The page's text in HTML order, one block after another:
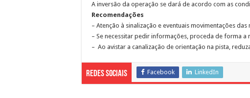
A inversão da operação se dará de acordo com as
Recomendações
– Atenção à sinalização e eventuais movimentações
– Se necessitar pedir informações, proceda de forma
– Ao avistar a canalização de orientação na pista,
Redes Sociais Facebook LinkedIn